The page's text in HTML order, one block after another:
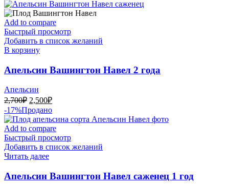
4,700₽.
4,300₽.
Add to compare
Быстрый просмотр
Добавить в список желаний
В корзину
Апельсин Вашингтон Навел 2 года
Апельсин
2,700₽ Первоначальная
цена
составляла
2,700₽.
2,500₽Текущая
2,500₽.
-17%Продано
Add to compare
Быстрый просмотр
Добавить в список желаний
Читать далее
Апельсин Вашингтон Навел саженец 1 год